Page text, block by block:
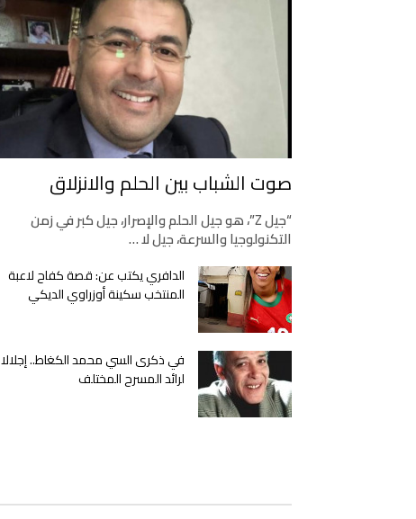
صوت الشباب بين الحلم والانزلاق
“جيل Z”، هو جيل الحلم والإصرار، جيل كبر في زمن
التكنولوجيا والسرعة، جيل لا …
الدافري يكتب عن: قصة كفاح لاعبة
المنتخب سكينة أوزراوي الديكي
في ذكرى السي محمد الكغاط.. إجلالا
لرائد المسرح المختلف